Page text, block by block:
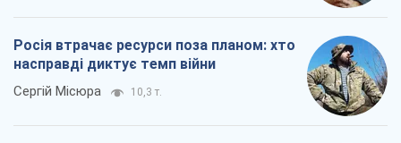
Росія втрачає ресурси поза планом: хто
насправді диктує темп війни
Сергій Місюра 10,3 т.